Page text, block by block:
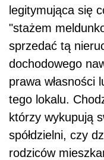
legitymująca się
"stażem
sprzedać tą
dochodowego
prawa własności
tego lokalu.
którzy wykupują
spółdzielni, czy
rodziców